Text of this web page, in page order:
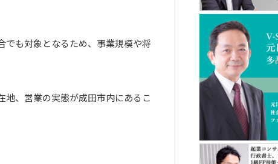
でも対象となるため、事業規模や将
地、営業の実態が成田市内にあるこ